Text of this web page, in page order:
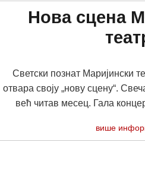
Нова сцена
Светски познат Маријински
отвара своју „нову сцену“.
већ читав месец. Гала
више